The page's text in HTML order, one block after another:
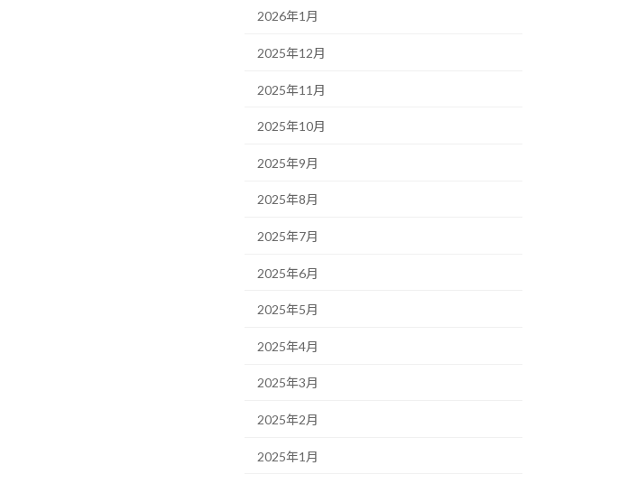
2026年1月
2025年12月
2025年11月
2025年10月
2025年9月
2025年8月
2025年7月
2025年6月
2025年5月
2025年4月
2025年3月
2025年2月
2025年1月